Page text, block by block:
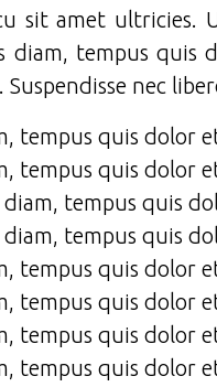
sit amet ultricies.
diam, tempus
nec
tempus quis dolor
tempus quis dolor
tempus quis
tempus quis
tempus quis dolor
tempus quis dolor
tempus quis dolor
tempus quis dolor